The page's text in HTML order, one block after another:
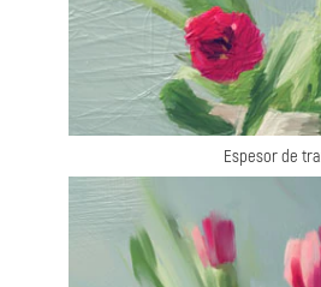
Espesor de